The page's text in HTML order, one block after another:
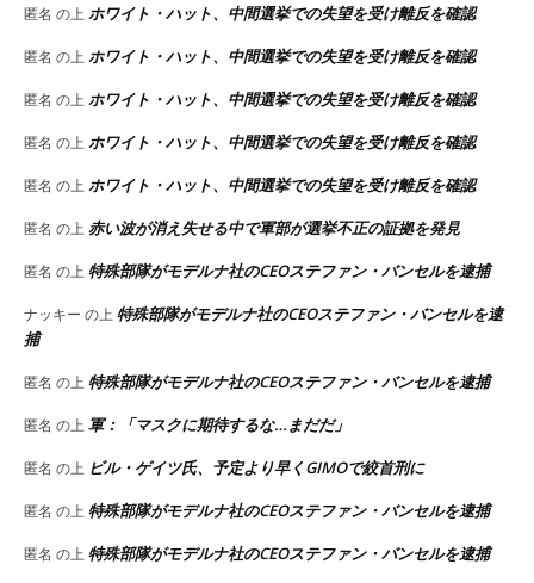
匿名 の上 ホワイト・ハット、中間選挙での失望を受け離反を確認
匿名 の上 ホワイト・ハット、中間選挙での失望を受け離反を確認
匿名 の上 ホワイト・ハット、中間選挙での失望を受け離反を確認
匿名 の上 ホワイト・ハット、中間選挙での失望を受け離反を確認
匿名 の上 ホワイト・ハット、中間選挙での失望を受け離反を確認
匿名 の上 赤い波が消え失せる中で軍部が選挙不正の証拠を発見
匿名 の上 特殊部隊がモデルナ社のCEOステファン・バンセルを逮捕
ナッキー の上 特殊部隊がモデルナ社のCEOステファン・バンセルを逮
捕
匿名 の上 特殊部隊がモデルナ社のCEOステファン・バンセルを逮捕
匿名 の上 軍：「マスクに期待するな…まだだ」
匿名 の上 ビル・ゲイツ氏、予定より早くGIMOで絞首刑に
匿名 の上 特殊部隊がモデルナ社のCEOステファン・バンセルを逮捕
匿名 の上 特殊部隊がモデルナ社のCEOステファン・バンセルを逮捕